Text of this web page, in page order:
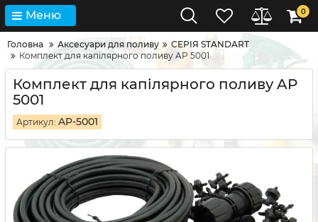
Меню 0
Головна Аксесуари для поливу
СЕРІЯ STANDART
Комплект для капілярного поливу AP 5001
Комплект для капілярного поливу AP
5001
Артикул: AP-5001